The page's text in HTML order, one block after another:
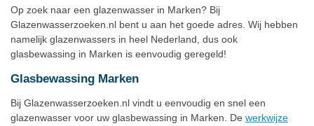
Op zoek naar een glazenwasser in Marken? Bij
Glazenwasserzoeken.nl bent u aan het goede adres. Wij hebben
namelijk glazenwassers in heel Nederland, dus ook
glasbewassing in Marken is eenvoudig geregeld!
Glasbewassing Marken
Bij Glazenwasserzoeken.nl vindt u eenvoudig en snel een
glazenwasser voor uw glasbewassing in Marken. De werkwijze